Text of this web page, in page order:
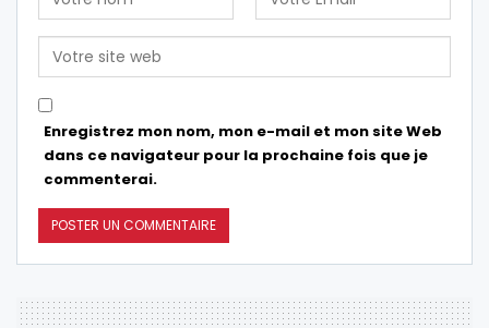
Enregistrez mon nom, mon e-mail et mon site Web
dans ce navigateur pour la prochaine fois que je
commenterai.